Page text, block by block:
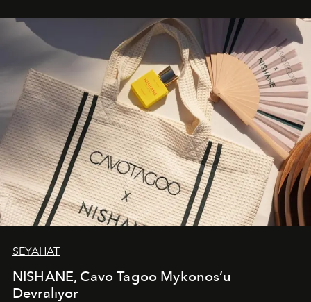
SEYAHAT
NISHANE, Cavo Tagoo Mykonos’u
Devralıyor